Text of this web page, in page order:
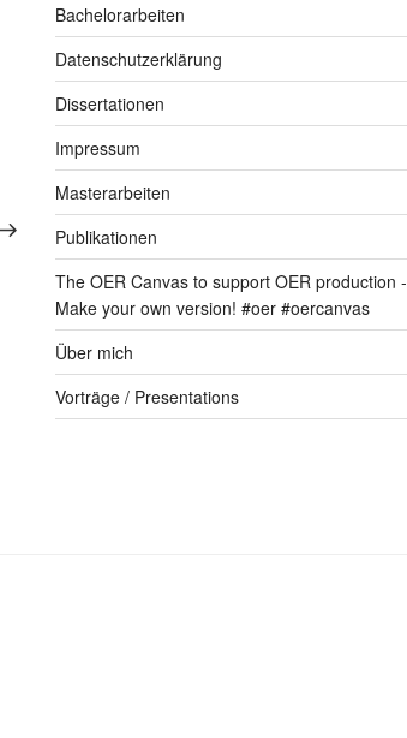
Nächster
Bachelorarbeiten
Datenschutzerklärung
Dissertationen
Impressum
Masterarbeiten
Publikationen
The OER Canvas to support OER production -
Make your own version! #oer #oercanvas
Über mich
Vorträge / Presentations